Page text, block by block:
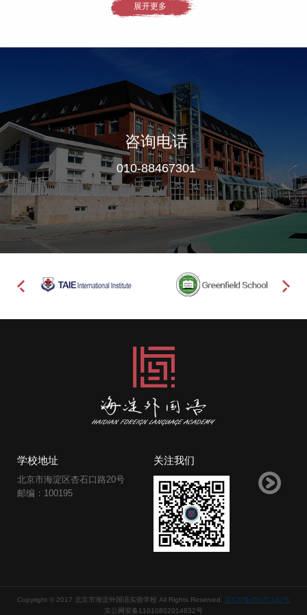
展开更多
咨询电话
010-88467301
学校地址
北京市海淀区杏石口路20号
邮编：100195
关注我们
Copyright © 2017 北京市海淀外国语实验学校 All Rights Reserved. 京ICP备05075162号
京公网安备11010802014832号